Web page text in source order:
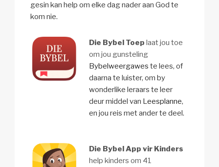
gesin kan help om elke dag nader aan God te
kom nie.
Die Bybel Toep laat jou toe
om jou gunsteling
Bybelweergawes te lees, of
daarna te luister, om by
wonderlike leraars te leer
deur middel van Leesplanne,
en jou reis met ander te deel.
Die Bybel App vir Kinders
help kinders om 41